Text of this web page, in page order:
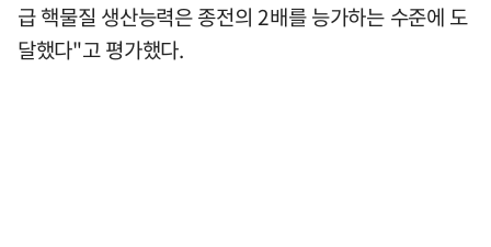
급 핵물질 생산능력은 종전의 2배를 능가하는 수준에 도
달했다"고 평가했다.